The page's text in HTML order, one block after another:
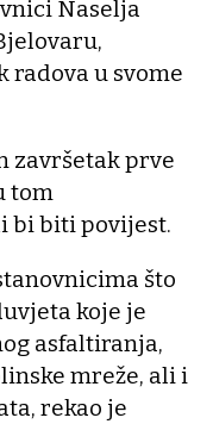
Naselja
radova u svome
završetak prve
tom
bi biti povijest.
što
koje je
asfaltiranja,
mreže, ali i
rekao je